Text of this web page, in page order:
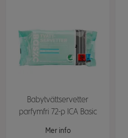
Babytvättservetter
parfymfri 72-p ICA Basic
Mer info